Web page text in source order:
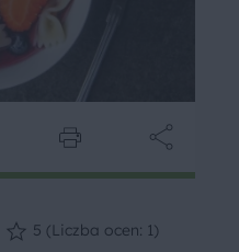
5 (Liczba ocen: 1)